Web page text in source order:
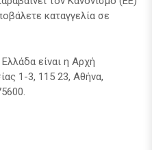
καταγγελία σε
είναι η Αρχή
1-3, 115 23, Αθήνα,